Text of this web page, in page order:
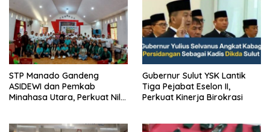
‎STP Manado Gandeng
ASIDEWI dan Pemkab
Minahasa Utara, Perkuat Nilai
Gubernur Sulut YSK Lantik
Tiga Pejabat Eselon II,
Perkuat Kinerja Birokrasi